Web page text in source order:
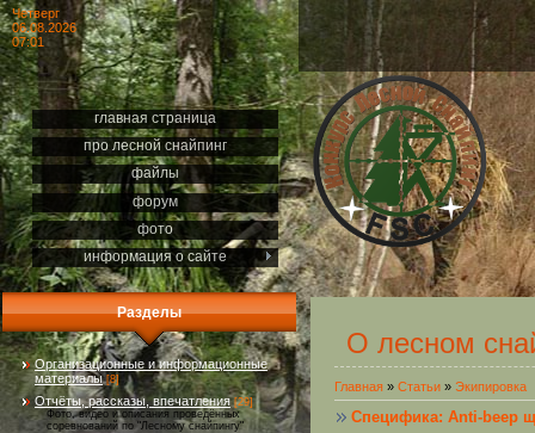
Четверг
06.08.2026
07:01
главная страница
про лесной снайпинг
файлы
форум
фото
информация о сайте
Разделы
Организационные и информационные
материалы [8]
Отчёты, рассказы, впечатления [29]
Фото, видео и описания проведённых
соревнований по "Лесному снайпингу"
О лесном
Главная » Статьи » Экипировка
Специфика: Anti-beep